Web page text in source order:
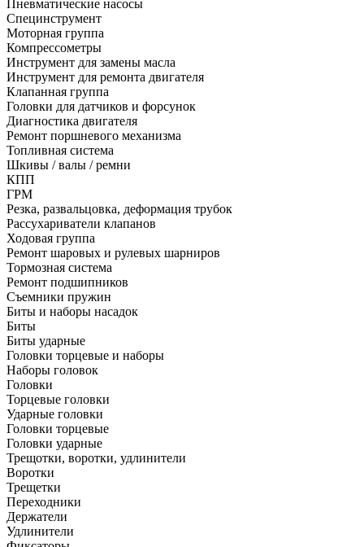
Пневматические насосы
Специнструмент
Моторная группа
Компрессометры
Инструмент для замены масла
Инструмент для ремонта двигателя
Клапанная группа
Головки для датчиков и форсунок
Диагностика двигателя
Ремонт поршневого механизма
Топливная система
Шкивы / валы / ремни
КПП
ГРМ
Резка, развальцовка, деформация трубок
Рассухариватели клапанов
Ходовая группа
Ремонт шаровых и рулевых шарниров
Тормозная система
Ремонт подшипников
Съемники пружин
Биты и наборы насадок
Биты
Биты ударные
Головки торцевые и наборы
Наборы головок
Головки
Торцевые головки
Ударные головки
Головки торцевые
Головки ударные
Трещотки, воротки, удлинители
Воротки
Трещетки
Переходники
Держатели
Удлинители